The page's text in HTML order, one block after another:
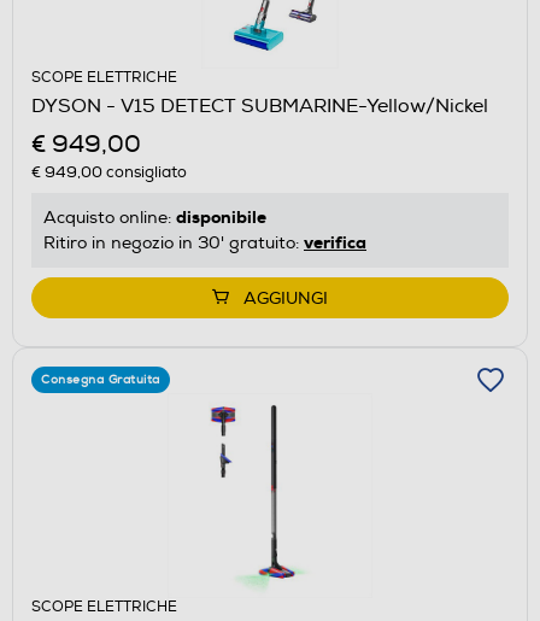
SCOPE ELETTRICHE
DYSON - V15 DETECT SUBMARINE-Yellow/Nickel
€ 949,00
€ 949,00consigliato
Acquisto online: disponibile
Ritiro in negozio in 30' gratuito: verifica
AGGIUNGI
Consegna Gratuita
SCOPE ELETTRICHE